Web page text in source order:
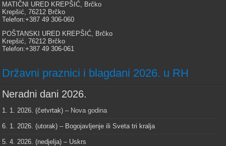
MATIČNI URED KREPŠIĆ, Brčko
Krepšić, 76212 Brčko
Telefon:+387 49 306-060
POŠTANSKI URED KREPŠIĆ, Brčko
Krepšić, 76212 Brčko
Telefon:+387 49 306-061
Državni praznici i blagdani 2026. u RH
Neradni dani 2026.
1. 1. 2026. (četvrtak) – Nova godina
6. 1. 2026. (utorak) – Bogojavljenje ili Sveta tri kralja
5. 4. 2026. (nedjelja) – Uskrs